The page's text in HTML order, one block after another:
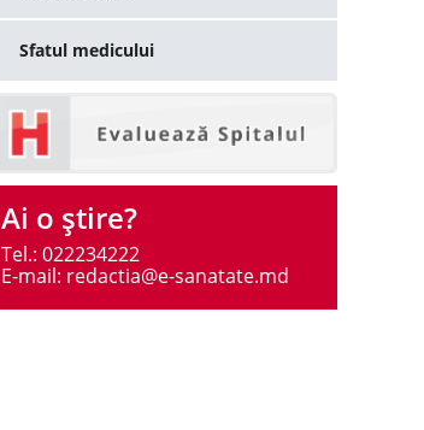
Sfatul medicului
Ai o ştire?
Tel.: 022234222
E-mail: redactia@e-sanatate.md